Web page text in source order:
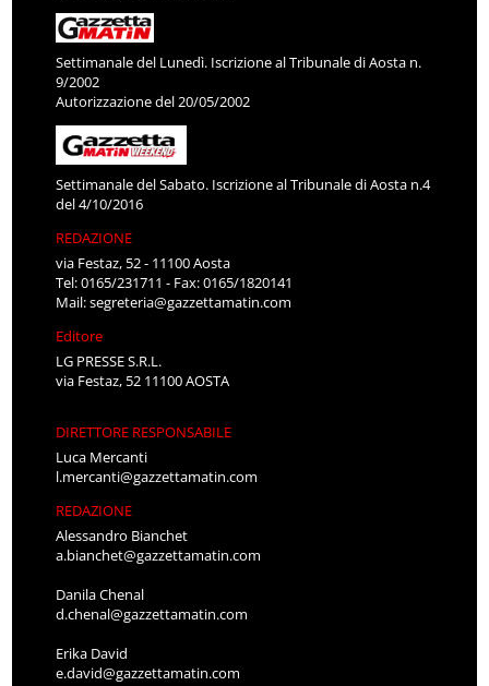
Settimanale del Lunedì. Iscrizione al Tribunale di Aosta n.
9/2002
Autorizzazione del 20/05/2002
Settimanale del Sabato. Iscrizione al Tribunale di Aosta n.4
del 4/10/2016
REDAZIONE
via Festaz, 52 - 11100 Aosta
Tel: 0165/231711 - Fax: 0165/1820141
Mail:segreteria@gazzettamatin.com
Editore
LG PRESSE S.R.L.
via Festaz, 52 11100 AOSTA
DIRETTORE RESPONSABILE
Luca Mercanti
l.mercanti@gazzettamatin.com
REDAZIONE
Alessandro Bianchet
a.bianchet@gazzettamatin.com
Danila Chenal
d.chenal@gazzettamatin.com
Erika David
e.david@gazzettamatin.com